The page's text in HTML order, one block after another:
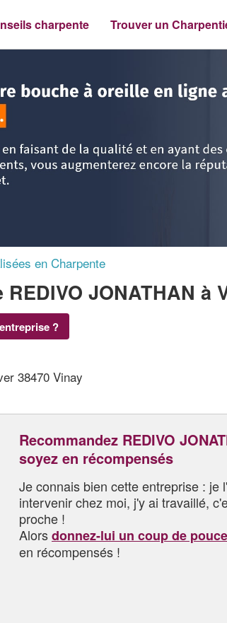
charpente Trouver un
en Charpente
JONATHAN à
?
38470 Vinay
Recommandez REDIVO
soyez en récompensés
Je connais bien cette entreprise : je
intervenir chez moi, j'y ai travaillé,
proche !
Alorsdonnez-lui un coup de pouce
en récompensés !